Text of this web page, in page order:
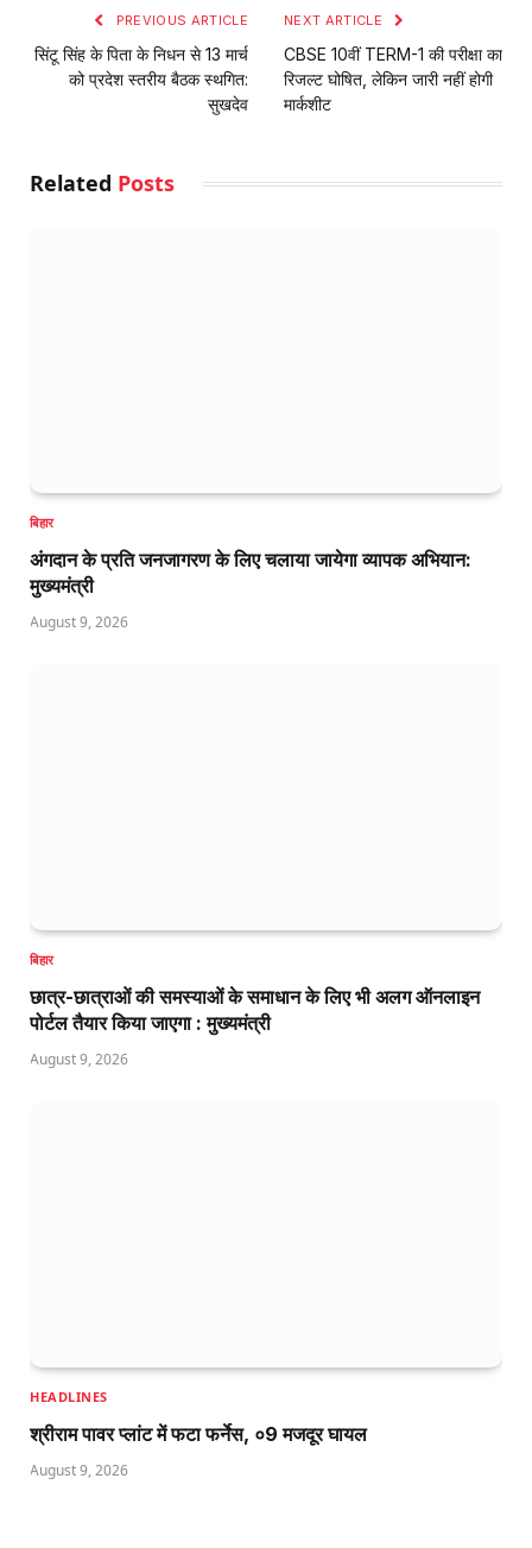
PREVIOUS ARTICLE
सिंटू सिंह के पिता के निधन से 13 मार्च
को प्रदेश स्तरीय बैठक स्थगित:
सुखदेव
NEXT ARTICLE
CBSE 10वीं TERM-1 की परीक्षा का
रिजल्ट घोषित, लेकिन जारी नहीं होगी
मार्कशीट
Related Posts
बिहार
अंगदान के प्रति जनजागरण के लिए चलाया जायेगा व्यापक अभियान:
मुख्यमंत्री
August 9, 2026
बिहार
छात्र-छात्राओं की समस्याओं के समाधान के लिए भी अलग ऑनलाइन
पोर्टल तैयार किया जाएगा : मुख्यमंत्री
August 9, 2026
HEADLINES
श्रीराम पावर प्लांट में फटा फर्नेस, ०9 मजदूर घायल
August 9, 2026